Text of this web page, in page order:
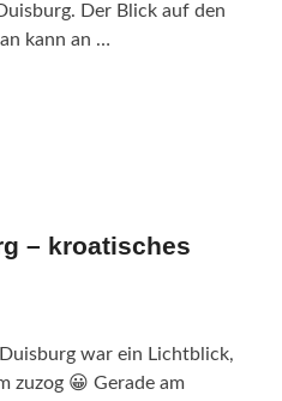
Der Blick auf den
kann an …
– kroatisches
war ein Lichtblick,
zuzog 😀 Gerade am